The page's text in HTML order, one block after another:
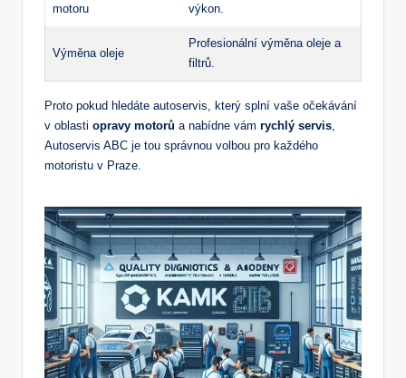
motoru
výkon.
Výměna ​oleje
Profesionální výměna oleje a
filtrů.
Proto pokud⁤ hledáte autoservis, který splní vaše očekávání
v oblasti opravy motorů a nabídne vám rychlý‌ servis
Autoservis⁣ ABC je tou správnou volbou pro každého
motoristu v ​Praze.